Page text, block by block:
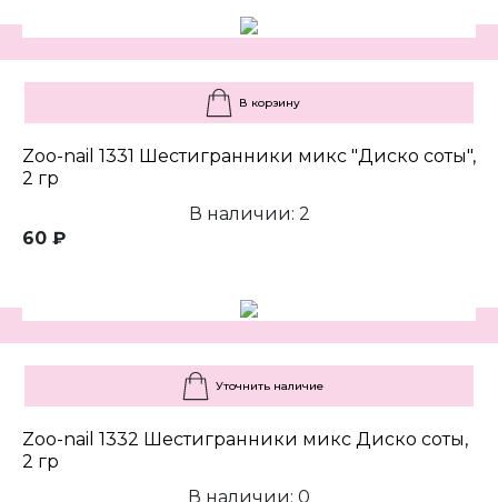
В корзину
Zoo-nail 1331 Шестигранники микс "Диско соты",
2 гр
В наличии: 2
60 ₽
Уточнить наличие
Zoo-nail 1332 Шестигранники микс Диско соты,
2 гр
В наличии: 0